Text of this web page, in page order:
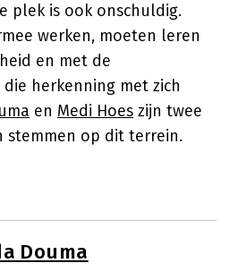
plek is ook onschuldig.
werken, moeten leren
en met de
herkenning met zich
en Medi Hoes zijn twee
stemmen op dit terrein.
Douma